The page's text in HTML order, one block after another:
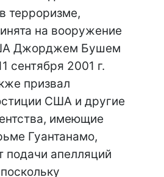
терроризме,
на вооружение
Джорджем Бушем
сентября 2001 г.
призвал
США и другие
имеющие
Гуантанамо,
подачи апелляций